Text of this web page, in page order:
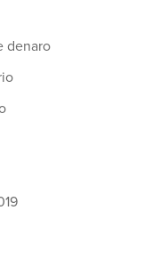
denaro